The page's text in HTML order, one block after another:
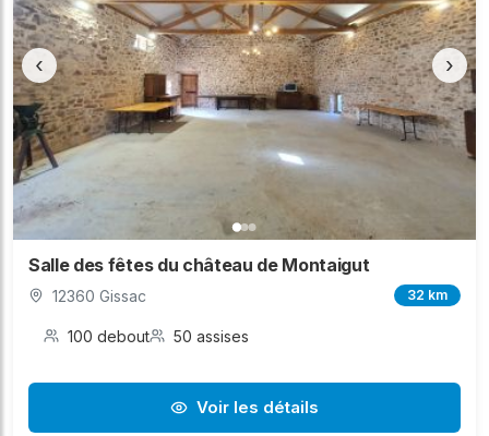
‹ ›
Salle des fêtes du château de Montaigut
12360 Gissac 32 km
100 debout 50 assises
Voir les détails